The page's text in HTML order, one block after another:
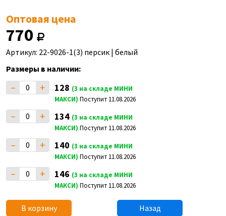
Оптовая цена
770
Артикул: 22-9026-1(3) персик | белый
Размеры в наличии:
– + 128 (3 на складе МИНИ
МАКСИ) Поступит 11.08.2026
– + 134 (3 на складе МИНИ
МАКСИ) Поступит 11.08.2026
– + 140 (3 на складе МИНИ
МАКСИ) Поступит 11.08.2026
– + 146 (3 на складе МИНИ
МАКСИ) Поступит 11.08.2026
В корзину Назад